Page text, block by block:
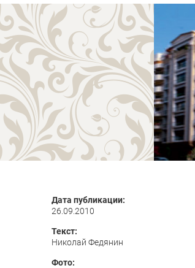
Дата публикации:
26.09.2010
Текст:
Николай Федянин
Фото: